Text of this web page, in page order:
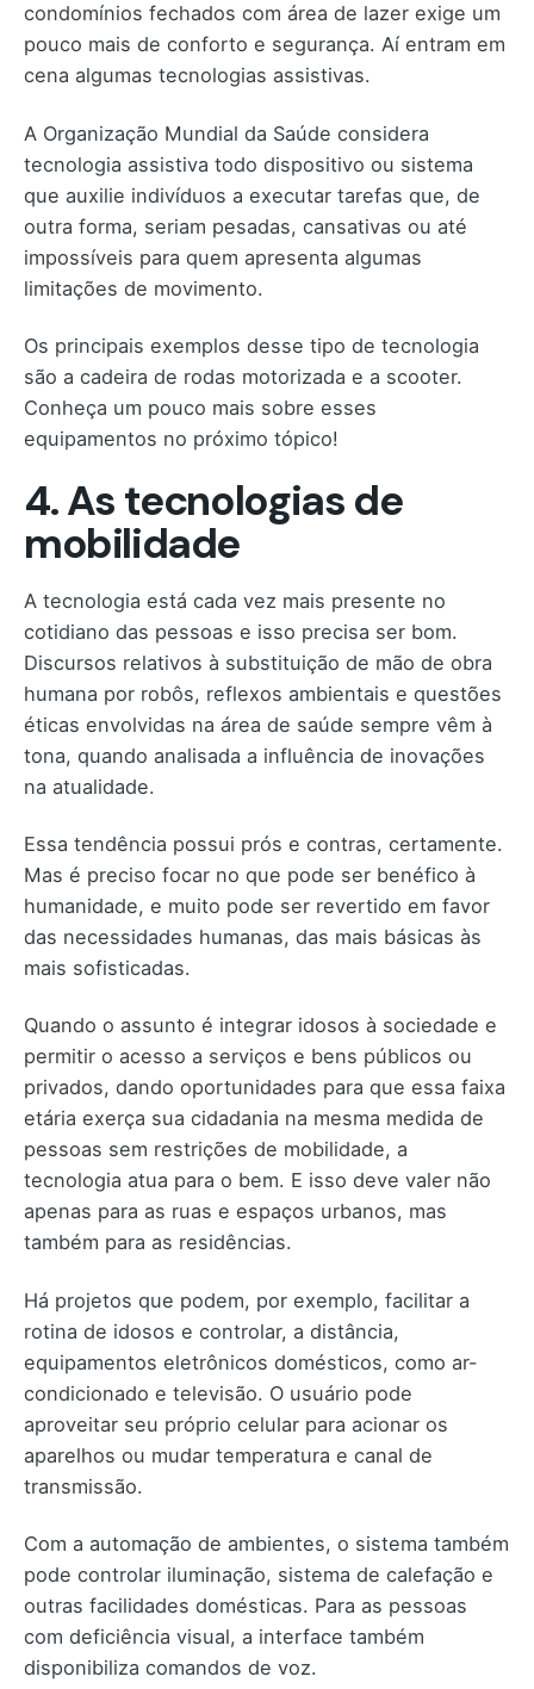
condomínios fechados com área de lazer exige um
pouco mais de conforto e segurança. Aí entram em
cena algumas tecnologias assistivas.
A Organização Mundial da Saúde considera
tecnologia assistiva todo dispositivo ou sistema
que auxilie indivíduos a executar tarefas que, de
outra forma, seriam pesadas, cansativas ou até
impossíveis para quem apresenta algumas
limitações de movimento.
Os principais exemplos desse tipo de tecnologia
são a cadeira de rodas motorizada e a scooter.
Conheça um pouco mais sobre esses
equipamentos no próximo tópico!
4. As tecnologias de
mobilidade
A tecnologia está cada vez mais presente no
cotidiano das pessoas e isso precisa ser bom.
Discursos relativos à substituição de mão de obra
humana por robôs, reflexos ambientais e questões
éticas envolvidas na área de saúde sempre vêm à
tona, quando analisada a influência de inovações
na atualidade.
Essa tendência possui prós e contras, certamente.
Mas é preciso focar no que pode ser benéfico à
humanidade, e muito pode ser revertido em favor
das necessidades humanas, das mais básicas às
mais sofisticadas.
Quando o assunto é integrar idosos à sociedade e
permitir o acesso a serviços e bens públicos ou
privados, dando oportunidades para que essa faixa
etária exerça sua cidadania na mesma medida de
pessoas sem restrições de mobilidade, a
tecnologia atua para o bem. E isso deve valer não
apenas para as ruas e espaços urbanos, mas
também para as residências.
Há projetos que podem, por exemplo, facilitar a
rotina de idosos e controlar, a distância,
equipamentos eletrônicos domésticos, como ar-
condicionado e televisão. O usuário pode
aproveitar seu próprio celular para acionar os
aparelhos ou mudar temperatura e canal de
transmissão.
Com a automação de ambientes, o sistema também
pode controlar iluminação, sistema de calefação e
outras facilidades domésticas. Para as pessoas
com deficiência visual, a interface também
disponibiliza comandos de voz.